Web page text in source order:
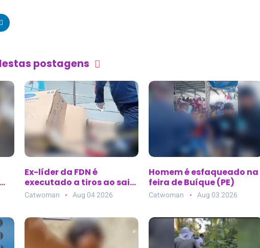
postagens
Ex-líder da FDN é
executado a tiros ao sair
de clínica de estética no
Parque 10, em Manaus
Catwoman Aug 04 2026
Homem é esfaqueado na
feira de Buíque (PE)
Catwoman Aug 03 2026